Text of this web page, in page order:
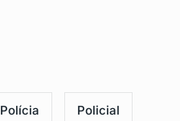
Polícia Policial